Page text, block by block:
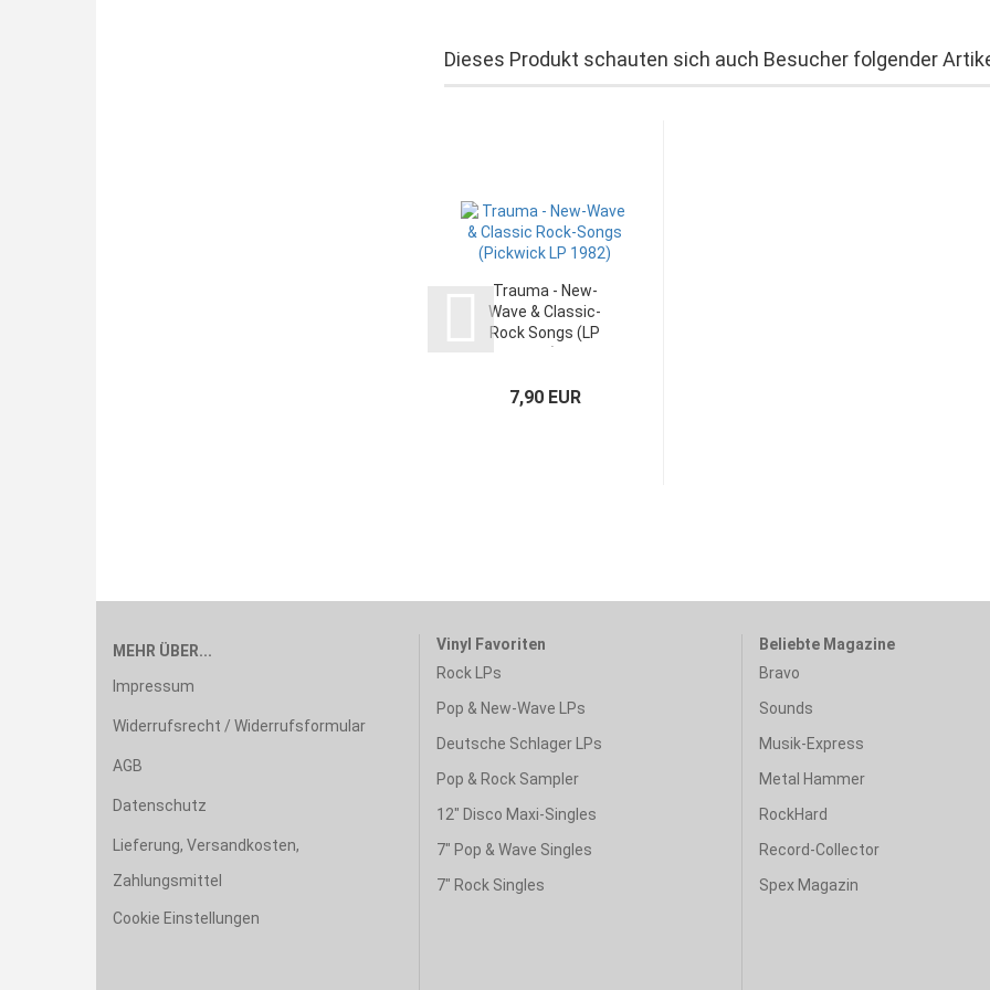
Dieses Produkt schauten sich auch Besucher folgender
Trauma - New-
Wave & Classic-
Rock Songs (LP
7,90 EUR
MEHR ÜBER...
Impressum
Widerrufsrecht / Widerrufsformular
AGB
Datenschutz
Lieferung, Versandkosten,
Zahlungsmittel
Cookie Einstellungen
Vinyl Favoriten
Rock LPs
Pop & New-Wave LPs
Deutsche Schlager LPs
Pop & Rock Sampler
12" Disco Maxi-Singles
7" Pop & Wave Singles
7" Rock Singles
Beliebte Magazine
Bravo
Sounds
Musik-Express
Metal Hammer
RockHard
Record-Collector
Spex Magazin